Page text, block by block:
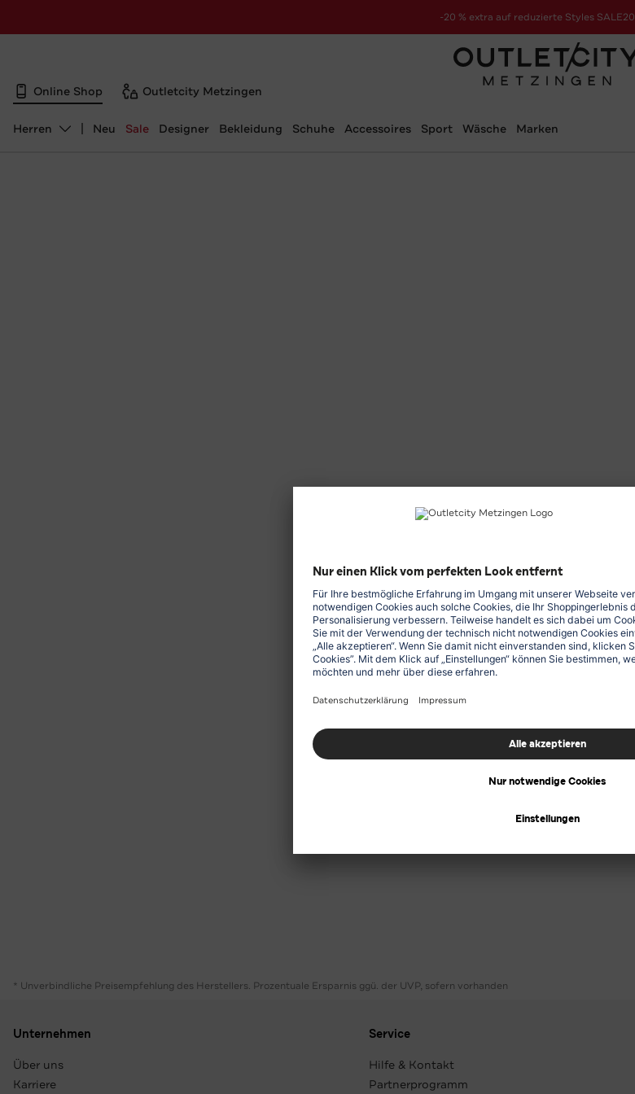
-20 % extra auf reduzierte Styles SALE20
zur Aktion
Online Shop Outletcity Metzingen
Abteilung ändern, ausgewählt:
Herren Neu Sale Designer Bekleidung Schuhe Accessoires Sport Wäsche Marken
* Unverbindliche Preisempfehlung des Herstellers. Prozentuale Ersparnis ggü. der UVP, sofern vorhanden
Unternehmen
Über uns
Karriere
Service
Hilfe & Kontakt
Partnerprogramm